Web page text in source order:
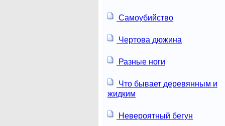
Самоубийство
Чертова дюжина
Разные ноги
Что бывает деревянным и
жидким
Невероятный бегун